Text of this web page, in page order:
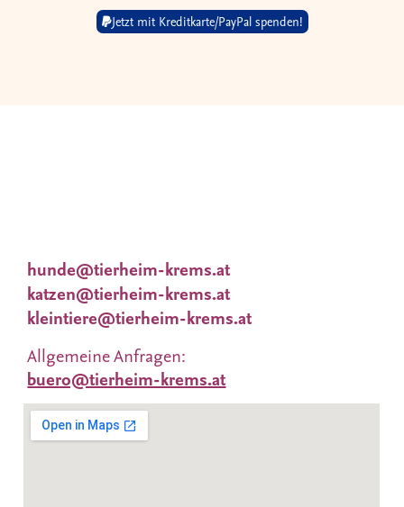
Jetzt mit Kreditkarte/PayPal spenden!
hunde@tierheim-krems.at
katzen@tierheim-krems.at
kleintiere@tierheim-krems.at
Allgemeine Anfragen:
buero@tierheim-krems.at